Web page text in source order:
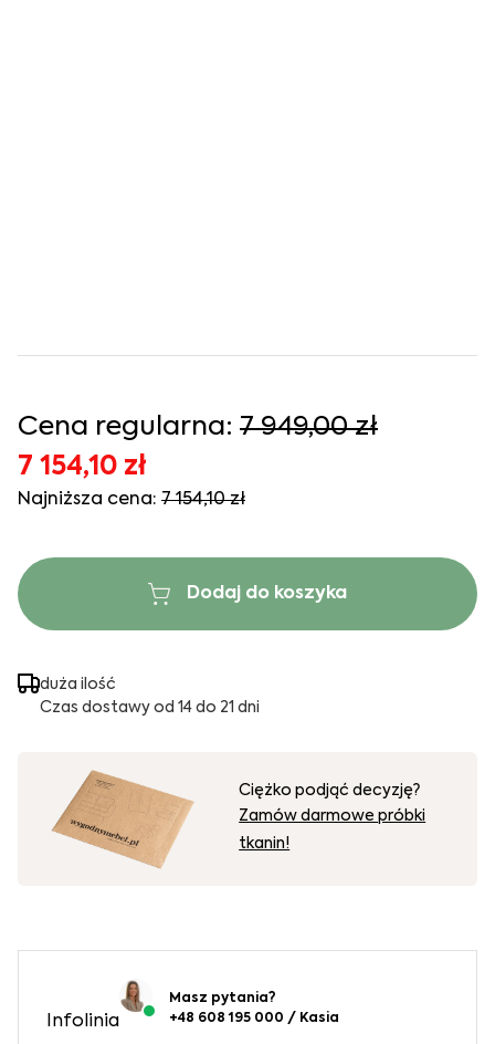
Cena regularna: 7 949,00 zł
7 154,10 zł
Najniższa cena: 7 154,10 zł
Dodaj do koszyka
duża ilość
Czas dostawy od 14 do 21 dni
Ciężko podjąć decyzję?
Zamów darmowe próbki
tkanin!
Infolinia
Masz pytania?
+48 608 195 000 / Kasia